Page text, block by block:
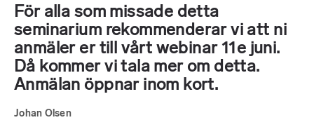
För alla som missade detta
seminarium rekommenderar vi att ni
anmäler er till vårt webinar 11e juni.
Då kommer vi tala mer om detta.
Anmälan öppnar inom kort.
Johan Olsen